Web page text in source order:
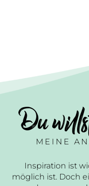
DuMEINE
Inspiration ist
möglich ist. Doch